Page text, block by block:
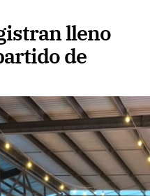
lleno
de